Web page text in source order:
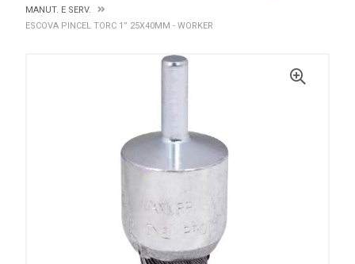
MANUT. E SERV.
ESCOVA PINCEL TORC 1” 25X40MM - WORKER